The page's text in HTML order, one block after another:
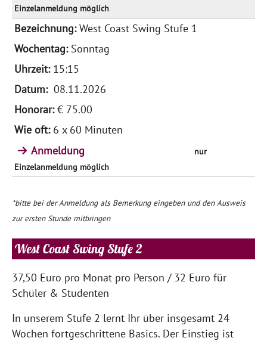
Einzelanmeldung möglich
West Coast Swing Stufe 1
Sonntag
15:15
08.11.2026
€ 75.00
6 x 60 Minuten
Anmeldung
nur
Einzelanmeldung möglich
*bitte bei der Anmeldung als Bemerkung eingeben und den Ausweis
zur ersten Stunde mitbringen
West Coast Swing Stufe 2
37,50 Euro pro Monat pro Person / 32 Euro für
Schüler & Studenten
In unserem Stufe 2 lernt Ihr über insgesamt 24
Wochen fortgeschrittene Basics. Der Einstieg ist